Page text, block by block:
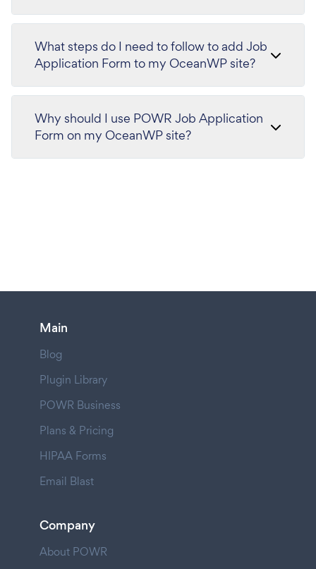
What steps do I need to follow to add Job
Application Form to my OceanWP site?
Why should I use POWR Job Application
Form on my OceanWP site?
Main
Blog
Plugin Library
POWR Business
Plans & Pricing
HIPAA Forms
Email Blast
Company
About POWR